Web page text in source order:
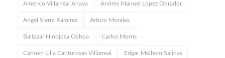
Americo Villarreal Anaya Andres Manuel López Obrador
Angel Sierra Ramírez Arturo Morales
Baltazar Hinojosa Ochoa Carlos Morris
Carmen Lilia Canturosas Villarreal Edgar Melhem Salinas